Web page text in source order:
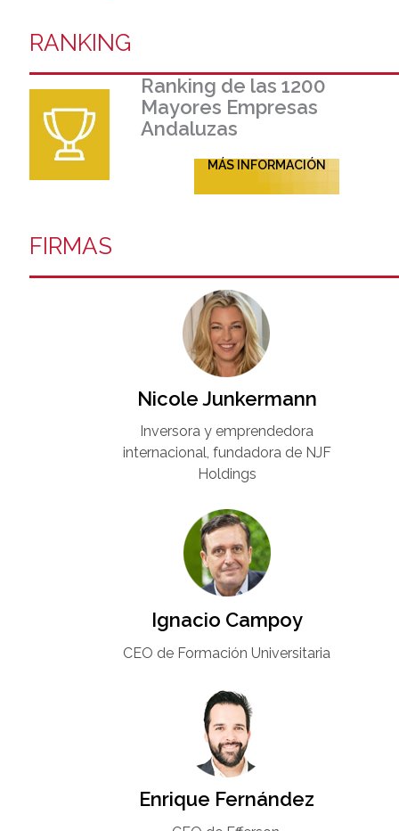
RANKING
Ranking de las 1200
Mayores Empresas
Andaluzas
MÁS INFORMACIÓN
FIRMAS
Nicole Junkermann​
Inversora y emprendedora
internacional, fundadora de NJF
Holdings
Ignacio Campoy​
CEO de Formación Universitaria​
Enrique Fernández